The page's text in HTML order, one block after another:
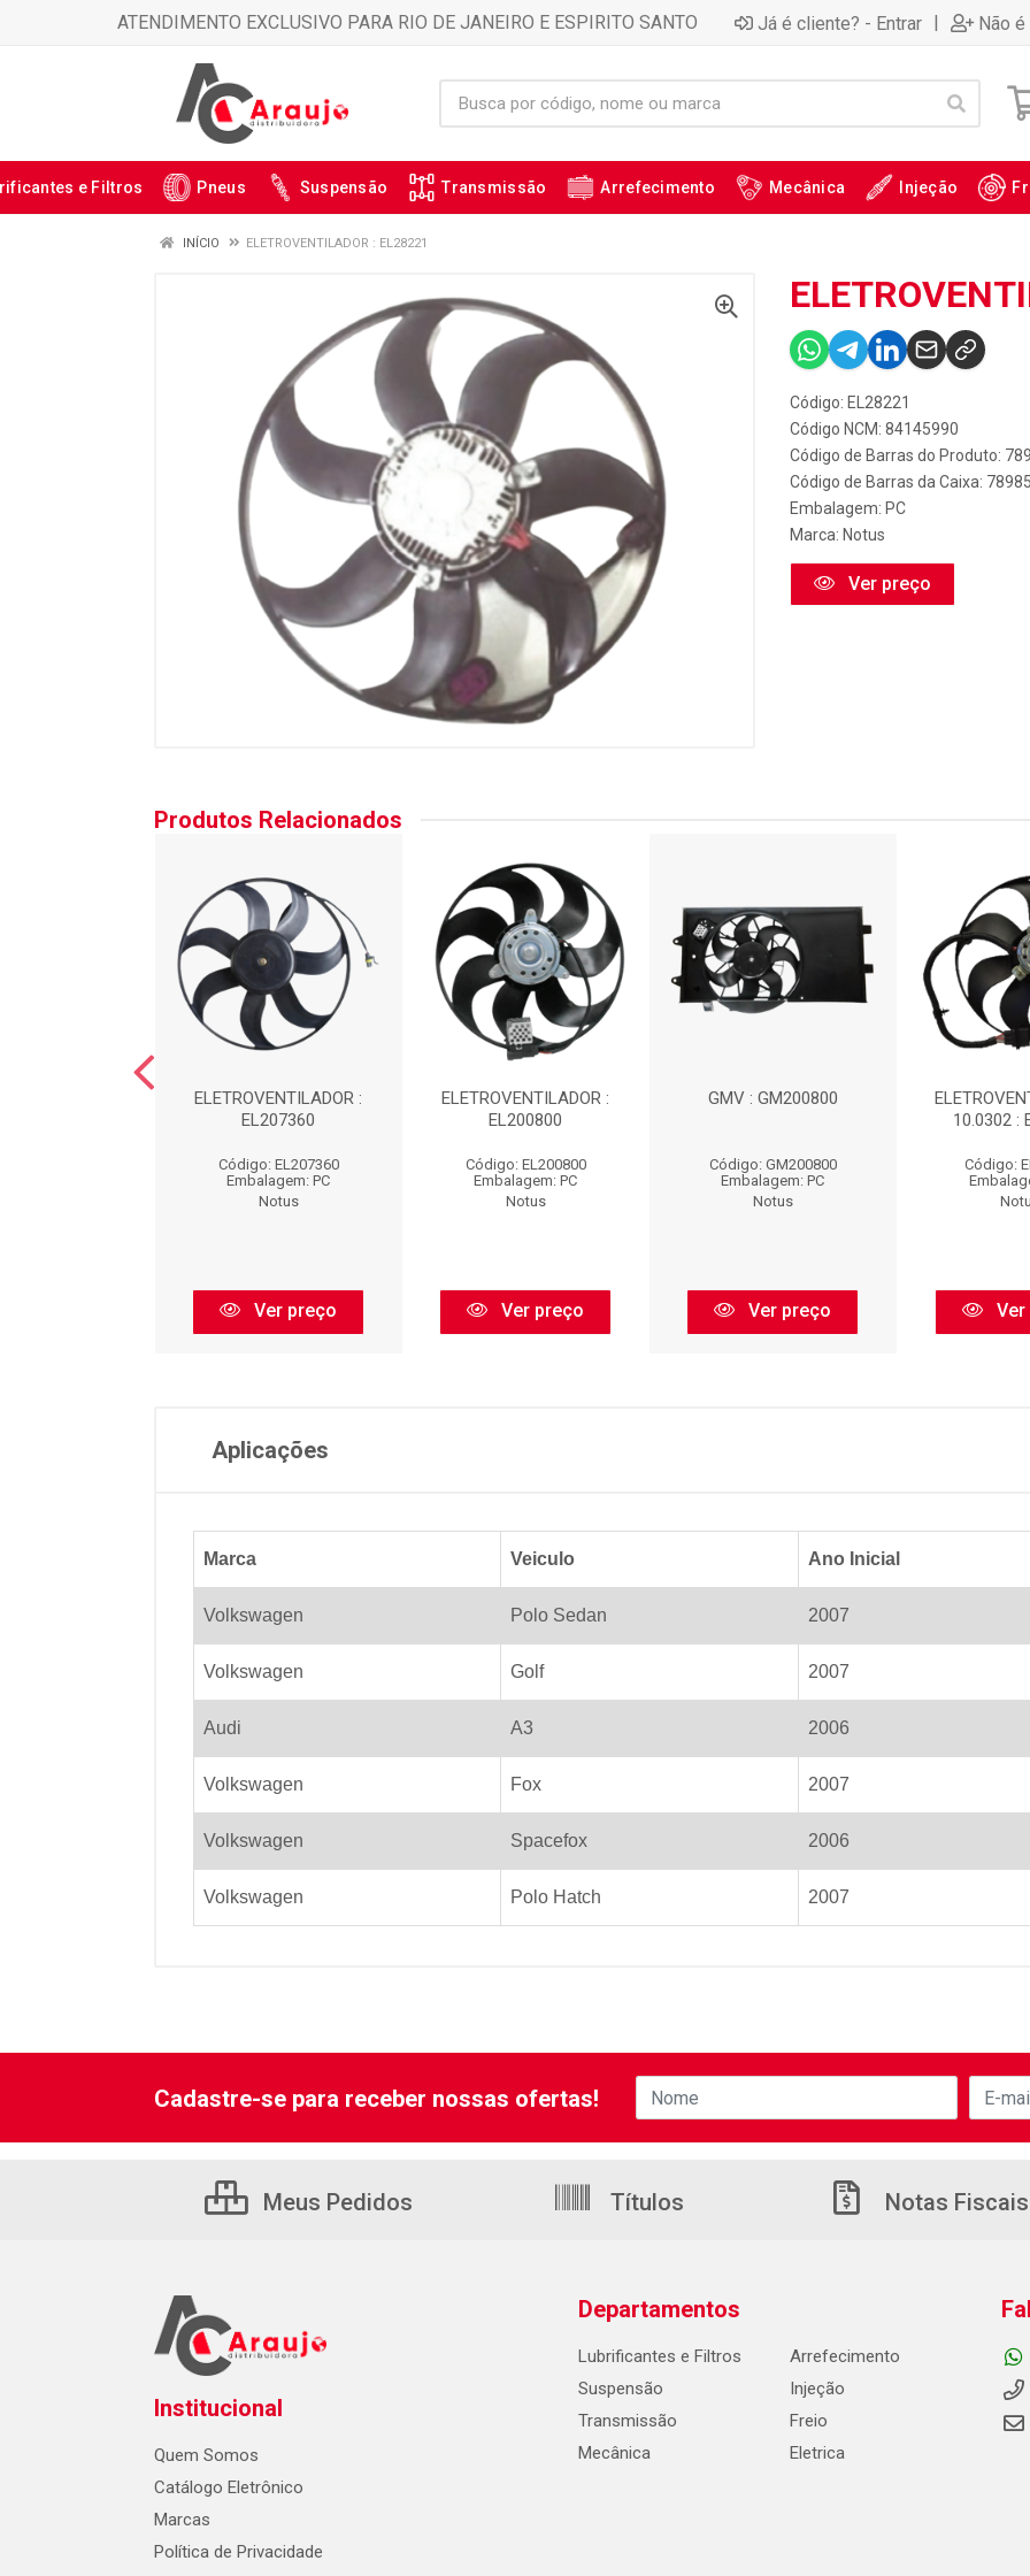
ATENDIMENTO EXCLUSIVO PARA RIO DE JANEIRO E ESPIRITO SANTO Já é cliente? - Entrar | Não
e Filtros Pneus Suspensão Transmissão Arrefecimento Mecânica Injeção
INÍCIO ELETROVENTILADOR : EL28221
Código: EL28221
Código NCM: 84145990
Código de Barras do Produto:
Código de Barras da Caixa:
Embalagem: PC
Marca: Notus
Ver preço
Produtos Relacionados
ELETROVENTILADOR :
EL207360
Código: EL207360
Embalagem: PC
Notus
Ver preço
ELETROVENTILADOR :
EL200800
Código: EL200800
Embalagem: PC
Notus
Ver preço
GMV : GM200800
Código: GM200800
Embalagem: PC
Notus
Ver preço
10.0302 :
Código:
Ver
Aplicações
Marca Veiculo Ano Inicial
Volkswagen Polo Sedan 2007
Volkswagen Golf 2007
Audi A3 2006
Volkswagen Fox 2007
Volkswagen Spacefox 2006
Volkswagen Polo Hatch 2007
Cadastre-se para receber nossas ofertas!
Meus Pedidos Títulos Notas Fiscais
Institucional
Quem Somos
Catálogo Eletrônico
Marcas
Política de Privacidade
Departamentos
Lubrificantes e Filtros
Suspensão
Transmissão
Mecânica
Arrefecimento
Injeção
Freio
Eletrica